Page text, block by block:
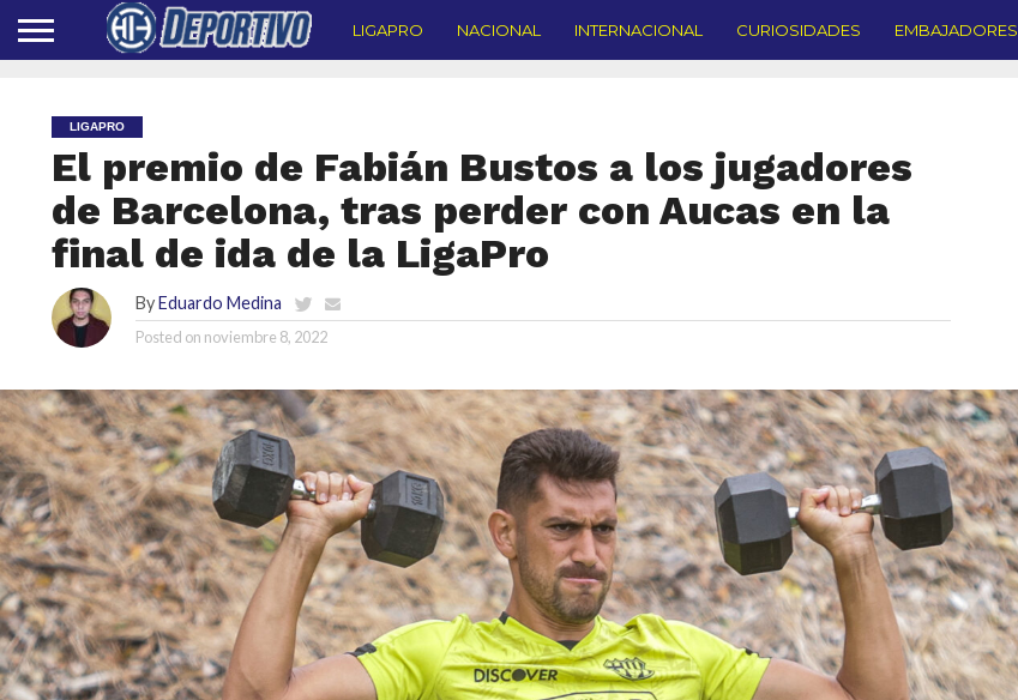
LIGAPRO NACIONAL INTERNACIONAL CURIOSIDADES EMBAJADORES
LIGAPRO
El premio de Fabián Bustos a los jugadores
de Barcelona, tras perder con Aucas en la
final de ida de la LigaPro
ByEduardo Medina
Posted on noviembre 8, 2022